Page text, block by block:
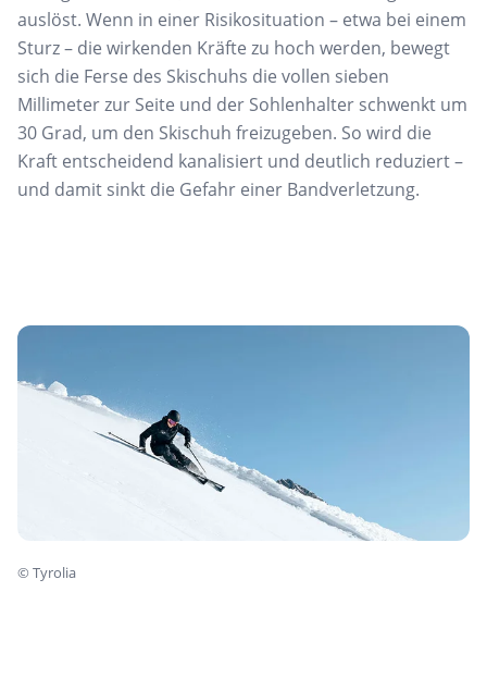
auslöst. Wenn in einer Risikosituation – etwa bei einem
Sturz – die wirkenden Kräfte zu hoch werden, bewegt
sich die Ferse des Skischuhs die vollen sieben
Millimeter zur Seite und der Sohlenhalter schwenkt um
30 Grad, um den Skischuh freizugeben. So wird die
Kraft entscheidend kanalisiert und deutlich reduziert –
und damit sinkt die Gefahr einer Bandverletzung.
©Tyrolia